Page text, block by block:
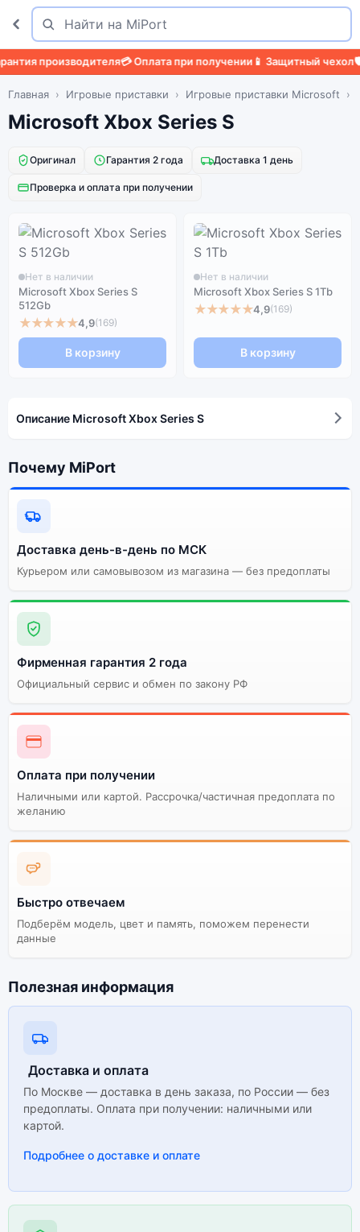
Поиск
Найти
производителя💳 Оплата при получении📱 Защитный чехол🛡️
Главная Игровые приставки Игровые приставки Microsoft
Microsoft Xbox Series S
Оригинал Гарантия 2 года Доставка 1 день
Проверка и оплата при получении
Нет в наличии
Microsoft Xbox Series S
512Gb
★★★★★4,9(169)
В корзину
Нет в наличии
Microsoft Xbox Series S 1Tb
★★★★★4,9(169)
В корзину
Описание Microsoft Xbox Series S
Почему MiPort
Доставка день-в-день по МСК
Курьером или самовывозом из магазина — без предоплаты
Фирменная гарантия 2 года
Официальный сервис и обмен по закону РФ
Оплата при получении
Наличными или картой. Рассрочка/частичная предоплата по
желанию
Быстро отвечаем
Подберём модель, цвет и память, поможем перенести
данные
Полезная информация
Доставка и оплата
По Москве — доставка в день заказа, по России — без
предоплаты. Оплата при получении: наличными или
картой.
Подробнее о доставке и оплате